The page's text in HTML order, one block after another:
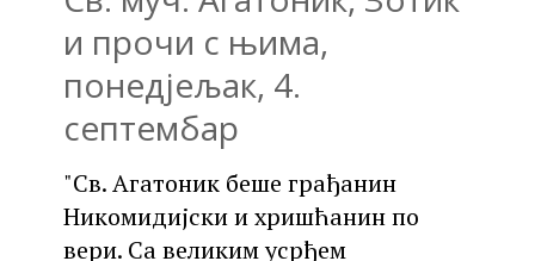
и прочи с њима,
понедјељак, 4.
септембар
"Св. Агатоник беше грађанин
Никомидијски и хришћанин по
вери. Са великим усрђем